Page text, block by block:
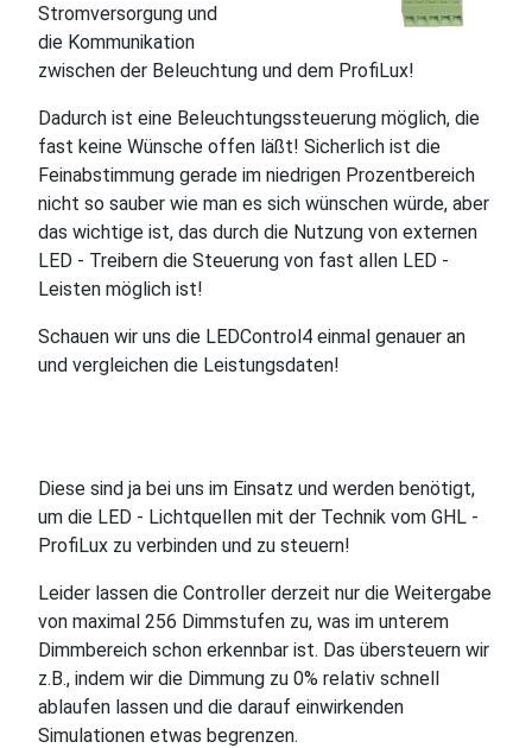
Stromversorgung und
die Kommunikation
zwischen der Beleuchtung und dem ProfiLux!
Dadurch ist eine Beleuchtungssteuerung möglich, die
fast keine Wünsche offen läßt! Sicherlich ist die
Feinabstimmung gerade im niedrigen Prozentbereich
nicht so sauber wie man es sich wünschen würde, aber
das wichtige ist, das durch die Nutzung von externen
LED - Treibern die Steuerung von fast allen LED -
Leisten möglich ist!
Schauen wir uns die LEDControl4 einmal genauer an
und vergleichen die Leistungsdaten!
Diese sind ja bei uns im Einsatz und werden benötigt,
um die LED - Lichtquellen mit der Technik vom GHL -
ProfiLux zu verbinden und zu steuern!
Leider lassen die Controller derzeit nur die Weitergabe
von maximal 256 Dimmstufen zu, was im unterem
Dimmbereich schon erkennbar ist. Das übersteuern wir
z.B., indem wir die Dimmung zu 0% relativ schnell
ablaufen lassen und die darauf einwirkenden
Simulationen etwas begrenzen.